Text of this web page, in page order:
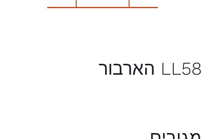
LL58 הארבור